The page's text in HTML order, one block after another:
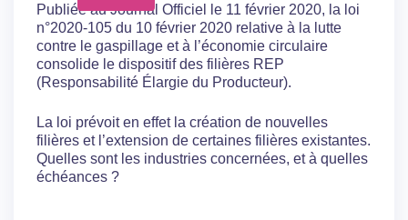
Publiée au Journal Officiel le 11 février 2020, la loi
n°2020-105 du 10 février 2020 relative à la lutte
contre le gaspillage et à l’économie circulaire
consolide le dispositif des filières REP
(Responsabilité Élargie du Producteur).
La loi prévoit en effet la création de nouvelles
filières et l’extension de certaines filières existantes.
Quelles sont les industries concernées, et à quelles
échéances ?